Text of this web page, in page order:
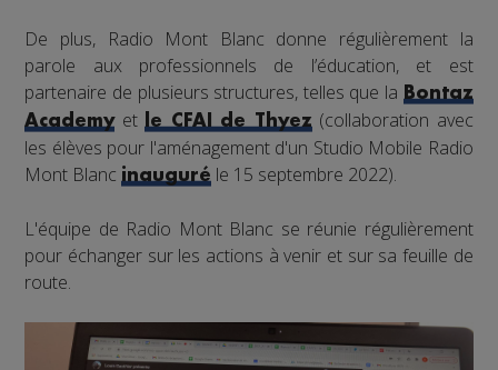
De plus, Radio Mont Blanc donne régulièrement la
parole aux professionnels de l’éducation, et est
partenaire de plusieurs structures, telles que la Bontaz
Academyetle CFAI de Thyez(collaboration avec
les élèves pour l'aménagement d'un Studio Mobile Radio
Mont Blancinauguré le 15 septembre 2022).
L'équipe de Radio Mont Blanc se réunie régulièrement
pour échanger sur les actions à venir et sur sa feuille de
route.